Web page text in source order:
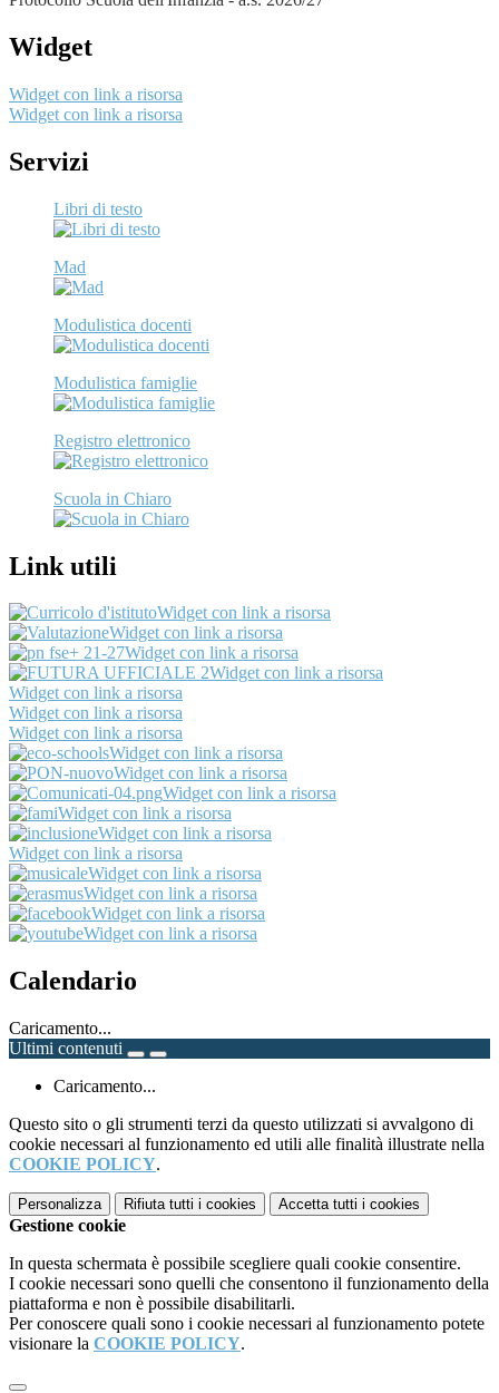
Widget
Widget con link a risorsa
Widget con link a risorsa
Servizi
Libri di testo
Mad
Modulistica docenti
Modulistica famiglie
Registro elettronico
Scuola in Chiaro
Link utili
Widget con link a risorsa
Widget con link a risorsa
Widget con link a risorsa
Widget con link a risorsa
Widget con link a risorsa
Widget con link a risorsa
Widget con link a risorsa
Widget con link a risorsa
Widget con link a risorsa
Widget con link a risorsa
Widget con link a risorsa
Widget con link a risorsa
Widget con link a risorsa
Widget con link a risorsa
Widget con link a risorsa
Widget con link a risorsa
Widget con link a risorsa
Calendario
Caricamento...
Ultimi contenuti
Caricamento...
Questo sito o gli strumenti terzi da questo utilizzati si avvalgono di
cookie necessari al funzionamento ed utili alle finalità illustrate nella
COOKIE POLICY.
Personalizza Rifiuta tutti i cookies Accetta tutti i cookies
Gestione cookie
In questa schermata è possibile scegliere quali cookie consentire.
I cookie necessari sono quelli che consentono il funzionamento della
piattaforma e non è possibile disabilitarli.
Per conoscere quali sono i cookie necessari al funzionamento potete
visionare la COOKIE POLICY.